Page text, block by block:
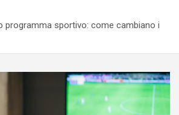
programma sportivo: come cambiano i